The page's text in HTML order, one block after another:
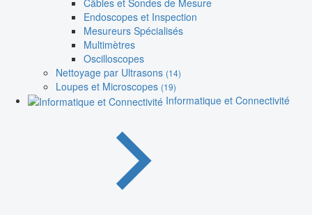
Endoscopes et Inspection
Mesureurs Spécialisés
Multimètres
Oscilloscopes
Nettoyage par Ultrasons (14)
Loupes et Microscopes (19)
Informatique et Connectivité